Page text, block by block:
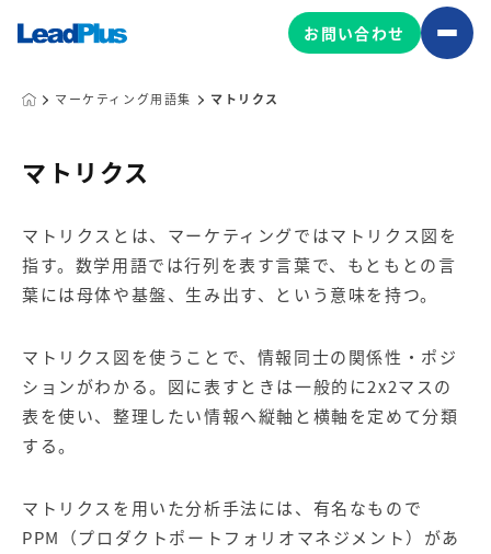
Web制作
マーケティングコンサルティング
マーケティング基盤の製品
サイトアクセス解析ダッシュ
ボード
HubSpot導入・運用
マーケティングサービスの製品
ア
マーケティングサービス
ング
サービス
お問い合わせ
マーケティング用語集 マトリクス
マトリクス
マトリクスとは、マーケティングではマトリクス図を
指す。数学用語では行列を表す言葉で、もともとの言
葉には母体や基盤、生み出す、という意味を持つ。
マトリクス図を使うことで、情報同士の関係性・ポジ
ションがわかる。図に表すときは一般的に2x2マスの
表を使い、整理したい情報へ縦軸と横軸を定めて分類
する。
マトリクスを用いた分析手法には、有名なもので
PPM（プロダクトポートフォリオマネジメント）があ